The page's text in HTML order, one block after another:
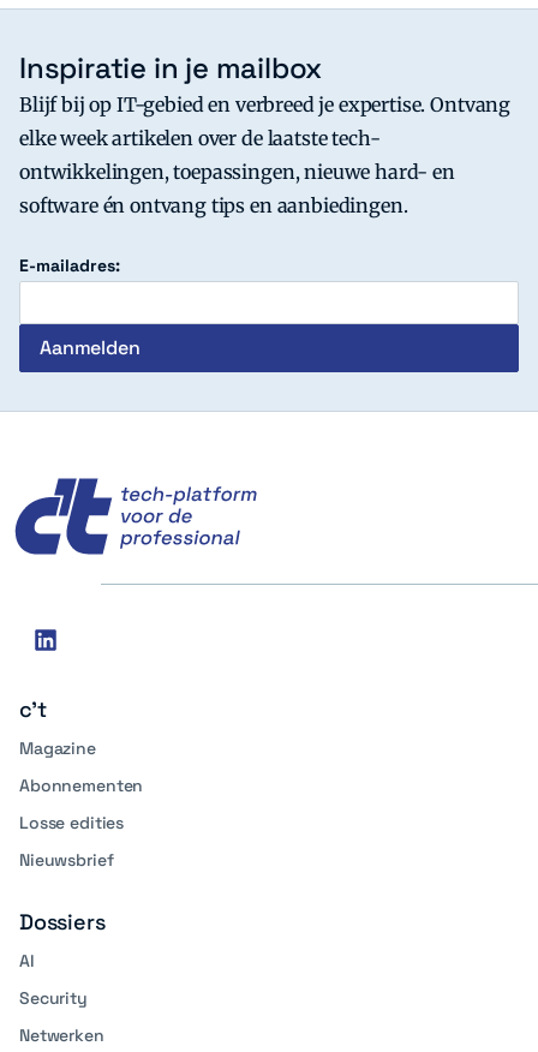
Inspiratie in je mailbox
Blijf bij op IT-gebied en verbreed je expertise. Ontvang
elke week artikelen over de laatste tech-
ontwikkelingen, toepassingen, nieuwe hard- en
software én ontvang tips en aanbiedingen.
E-mailadres:
Social
linkedin
c't
Magazine
Abonnementen
Losse edities
Nieuwsbrief
Dossiers
AI
Security
Netwerken